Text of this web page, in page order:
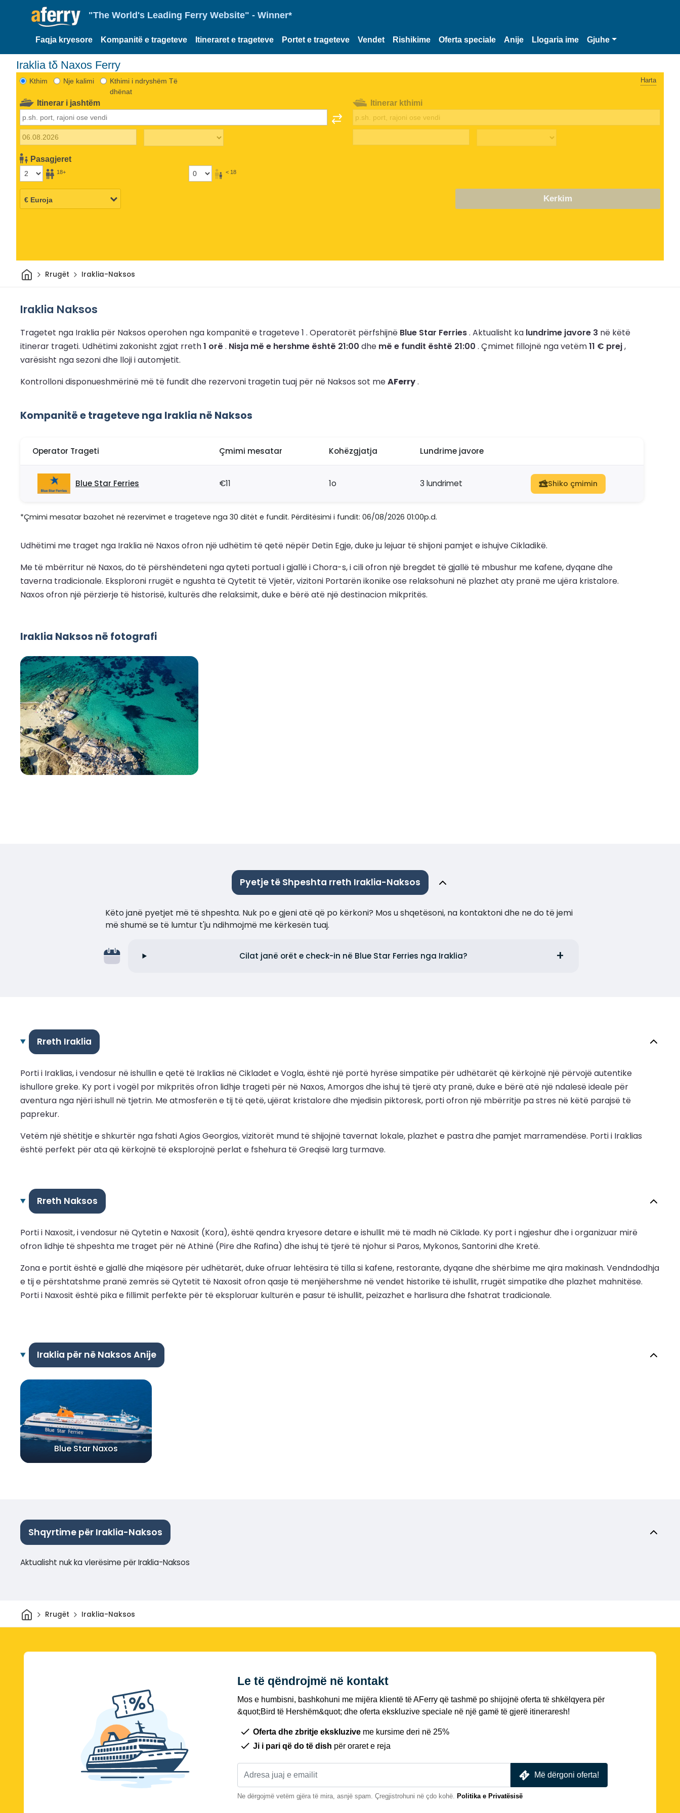
"The World's Leading Ferry Website" - Winner*
Faqja kryesore Kompanitë e trageteve Itineraret e trageteve Portet e trageteve Vendet Rishikime Oferta speciale Anije Llogaria ime Gjuhe
Iraklia tδ Naxos Ferry
Kthim Nje kalimi
Kthimi i ndryshëm Të
dhënat
Harta
Itinerar i jashtëm
Pasagjeret
18+ < 18
Itinerar kthimi
Kerkim
ShtëpiRrugët Iraklia-Naksos
Iraklia Naksos
Tragetet nga Iraklia për Naksos operohen nga kompanitë e trageteve 1 . Operatorët përfshijnë Blue Star Ferries. Aktualisht ka lundrime javore 3 në këtë
itinerar trageti. Udhëtimi zakonisht zgjat rreth1 orë . Nisja më e hershme është 21:00 dhe më e fundit është 21:00 . Çmimet fillojnë nga vetëm11 € prej,
varësisht nga sezoni dhe lloji i automjetit.
Kontrolloni disponueshmërinë më të fundit dhe rezervoni tragetin tuaj për në Naksos sot meAFerry.
Kompanitë e trageteve nga Iraklia në Naksos
Operator Trageti Çmimi mesatar Kohëzgjatja Lundrime javore
Blue Star Ferries €11 1o 3 lundrimet Shiko çmimin
*Çmimi mesatar bazohet në rezervimet e trageteve nga 30 ditët e fundit. Përditësimi i fundit: 06/08/2026 01:00p.d.
Udhëtimi me traget nga Iraklia në Naxos ofron një udhëtim të qetë nëpër Detin Egje, duke ju lejuar të shijoni pamjet e ishujve Cikladikë.
Me të mbërritur në Naxos, do të përshëndeteni nga qyteti portual i gjallë i Chora-s, i cili ofron një bregdet të gjallë të mbushur me kafene, dyqane dhe
taverna tradicionale. Eksploroni rrugët e ngushta të Qytetit të Vjetër, vizitoni Portarën ikonike ose relaksohuni në plazhet aty pranë me ujëra kristalore.
Naxos ofron një përzierje të historisë, kulturës dhe relaksimit, duke e bërë atë një destinacion mikpritës.
Iraklia Naksos në fotografi
Pyetje të Shpeshta rreth Iraklia-Naksos
Këto janë pyetjet më të shpeshta. Nuk po e gjeni atë që po kërkoni? Mos u shqetësoni, na kontaktoni dhe ne do të jemi
më shumë se të lumtur t'ju ndihmojmë me kërkesën tuaj.
Cilat janë orët e check-in në Blue Star Ferries nga Iraklia?
Rreth Iraklia
Porti i Iraklias, i vendosur në ishullin e qetë të Iraklias në Cikladet e Vogla, është një portë hyrëse simpatike për udhëtarët që kërkojnë një përvojë autentike
ishullore greke. Ky port i vogël por mikpritës ofron lidhje trageti për në Naxos, Amorgos dhe ishuj të tjerë aty pranë, duke e bërë atë një ndalesë ideale për
aventura nga njëri ishull në tjetrin. Me atmosferën e tij të qetë, ujërat kristalore dhe mjedisin piktoresk, porti ofron një mbërritje pa stres në këtë parajsë të
paprekur.
Vetëm një shëtitje e shkurtër nga fshati Agios Georgios, vizitorët mund të shijojnë tavernat lokale, plazhet e pastra dhe pamjet marramendëse. Porti i Iraklias
është perfekt për ata që kërkojnë të eksplorojnë perlat e fshehura të Greqisë larg turmave.
Rreth Naksos
Porti i Naxosit, i vendosur në Qytetin e Naxosit (Kora), është qendra kryesore detare e ishullit më të madh në Ciklade. Ky port i ngjeshur dhe i organizuar mirë
ofron lidhje të shpeshta me traget për në Athinë (Pire dhe Rafina) dhe ishuj të tjerë të njohur si Paros, Mykonos, Santorini dhe Kretë.
Zona e portit është e gjallë dhe miqësore për udhëtarët, duke ofruar lehtësira të tilla si kafene, restorante, dyqane dhe shërbime me qira makinash. Vendndodhja
e tij e përshtatshme pranë zemrës së Qytetit të Naxosit ofron qasje të menjëhershme në vendet historike të ishullit, rrugët simpatike dhe plazhet mahnitëse.
Porti i Naxosit është pika e fillimit perfekte për të eksploruar kulturën e pasur të ishullit, peizazhet e harlisura dhe fshatrat tradicionale.
Iraklia për në Naksos Anije
Blue Star Naxos
Shqyrtime për Iraklia-Naksos
Aktualisht nuk ka vlerësime për Iraklia-Naksos
ShtëpiRrugët Iraklia-Naksos
Le të qëndrojmë në kontakt
Mos e humbisni, bashkohuni me mijëra klientë të AFerry që tashmë po shijojnë oferta të shkëlqyera për
&quot;Bird të Hershëm&quot; dhe oferta ekskluzive speciale në një gamë të gjerë itineraresh!
Oferta dhe zbritje ekskluzive me kursime deri në 25%
Ji i pari që do të dish për oraret e reja
Më dërgoni oferta!
Ne dërgojmë vetëm gjëra të mira, asnjë spam. Çregjistrohuni në çdo kohë. Politika e Privatësisë